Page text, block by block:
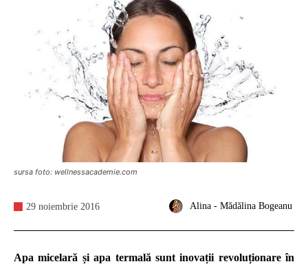
sursa foto: wellnessacademie.com
Alina - Mădălina Bogeanu
29 noiembrie 2016
Apa micelară și apa termală sunt inovații revoluționare în